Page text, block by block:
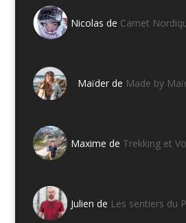
Nicolas de Carnet
Maïder de Made by
Maxime de Trekking et
Julien de Les sentiers du